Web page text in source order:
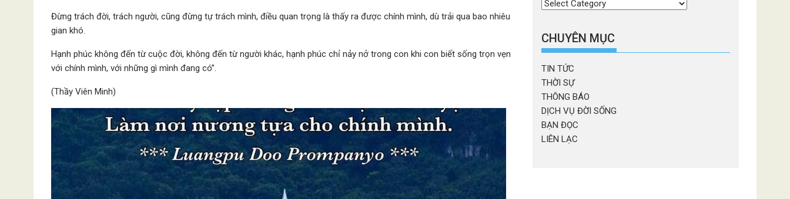
Đừng trách đời, trách người, cũng đừng tự trách mình, điều quan trọng là thấy ra được chính mình, dù trải qua bao nhiêu
gian khó.
Hạnh phúc không đến từ cuộc đời, không đến từ người khác, hạnh phúc chỉ nảy nở trong con khi con biết sống trọn vẹn
với chính mình, với những gì mình đang có”.
(Thầy Viên Minh)
Chọn
mục
CHUYÊN MỤC
TIN TỨC
THỜI SỰ
THÔNG BÁO
DỊCH VỤ ĐỜI SỐNG
BẠN ĐỌC
LIÊN LẠC